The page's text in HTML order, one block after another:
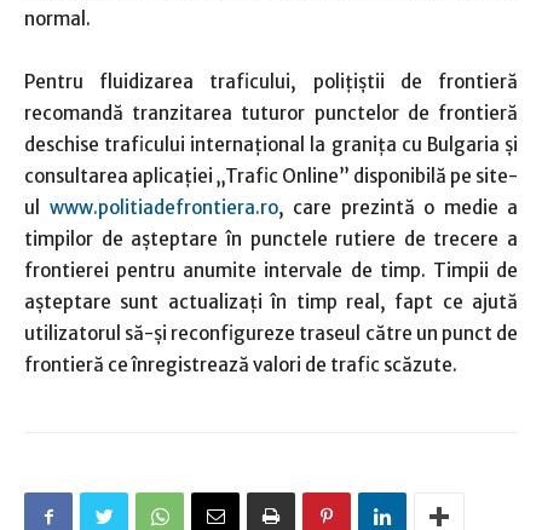
normal.
Pentru fluidizarea traficului, poliţiştii de frontieră
recomandă tranzitarea tuturor punctelor de frontieră
deschise traficului internaţional la graniţa cu Bulgaria şi
consultarea aplicaţiei „Trafic Online” disponibilă pe site-
ul www.politiadefrontiera.ro, care prezintă o medie a
timpilor de aşteptare în punctele rutiere de trecere a
frontierei pentru anumite intervale de timp. Timpii de
aşteptare sunt actualizaţi în timp real, fapt ce ajută
utilizatorul să-şi reconfigureze traseul către un punct de
frontieră ce înregistrează valori de trafic scăzute.